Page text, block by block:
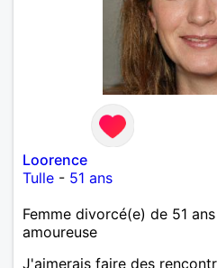
Loorence
Tulle - 51 ans
Femme divorcé(e) de 51
amoureuse
J'aimerais faire des